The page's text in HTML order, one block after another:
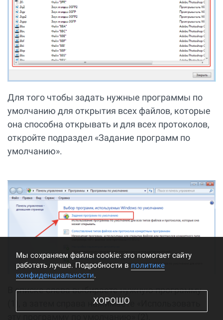
Для того чтобы задать нужные программы по
умолчанию для открытия всех файлов, которые
она способна открывать и для всех протоколов,
откройте подраздел «Задание программ по
умолчанию».
В списке слева выбираете нужную программу
(1), а затем справа нажимаете «Использовать
Мы cохраняем файлы cookie: это помогает сайту
работать лучше. Подробности в политике
конфиденциальности.
ХОРОШО